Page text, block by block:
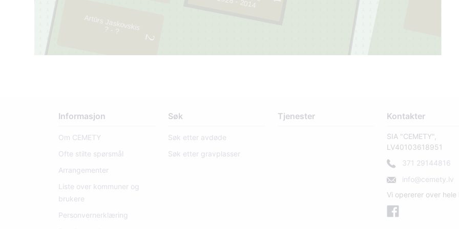
2
Artūrs Jaskovskis
? - ?
Informasjon
Om CEMETY
Ofte stilte spørsmål
Arrangementer
Liste over kommuner og
brukere
Personvernerklæring
Søk
Søk etter avdøde
Søk etter gravplasser
Tjenester Kontakter
SIA "CEMETY",
LV40103618951
371 29144816
info@cemety.lv
Vi opererer over hele